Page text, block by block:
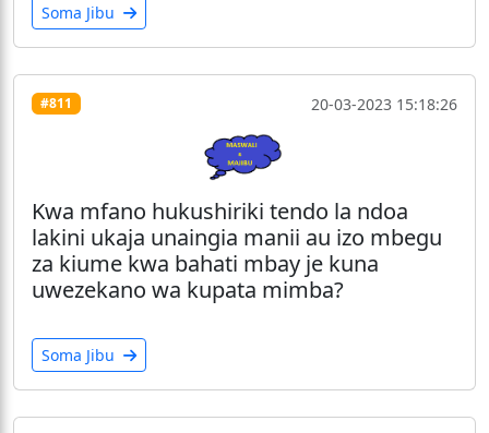
Soma Jibu
#811 20-03-2023 15:18:26
Kwa mfano hukushiriki tendo la ndoa
lakini ukaja unaingia manii au izo mbegu
za kiume kwa bahati mbay je kuna
uwezekano wa kupata mimba?
Soma Jibu